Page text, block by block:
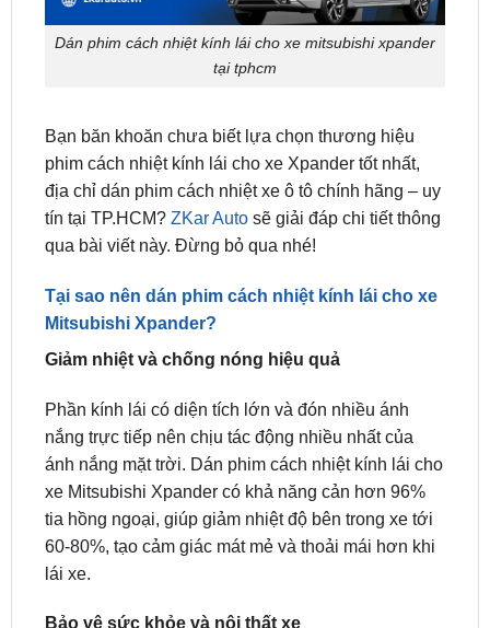
tại tphcm
Bạn băn khoăn chưa biết lựa chọn thương hiệu
địa chỉ dán phim cách nhiệt xe ô tô chính hãng – uy
tín tại TP.HCM? ZKar Autosẽ giải đáp chi tiết thông
qua bài viết này. Đừng bỏ qua nhé!
Tại sao nên dán phim cách nhiệt kính lái cho xe
Giảm nhiệt và chống nóng hiệu quả
Phần kính lái có diện tích lớn và đón nhiều ánh
ánh nắng mặt trời. Dán phim cách nhiệt kính lái cho
xe Mitsubishi Xpander có khả năng cản hơn 96%
tia hồng ngoại, giúp giảm nhiệt độ bên trong xe tới
60-80%, tạo cảm giác mát mẻ và thoải mái hơn khi
lái xe.
Bảo vệ sức khỏe và nội thất xe
Phim cách nhiệt loại bỏ lên đến 99% tia UV gây hại